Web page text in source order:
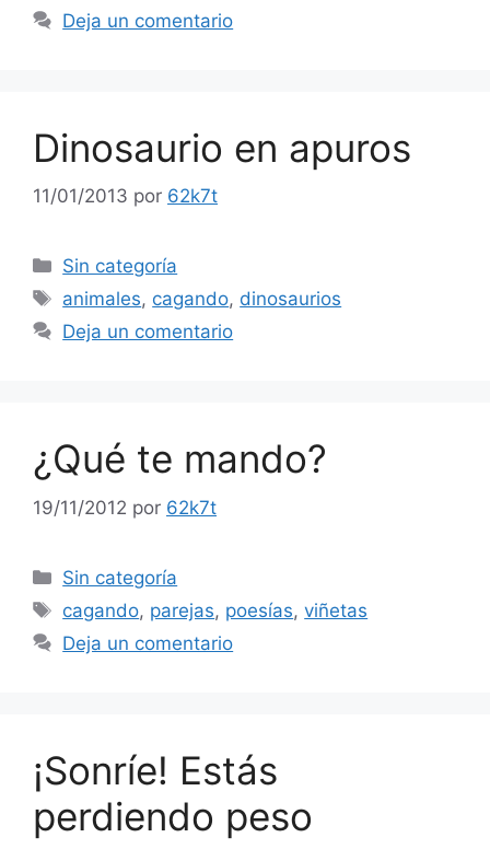
Deja un comentario
Dinosaurio en apuros
11/01/2013 por 62k7t
Categorías
Sin categoría
Etiquetas
animales, cagando, dinosaurios
Deja un comentario
¿Qué te mando?
19/11/2012 por 62k7t
Categorías
Sin categoría
Etiquetas
cagando, parejas, poesías,viñetas
Deja un comentario
¡Sonríe! Estás
perdiendo peso